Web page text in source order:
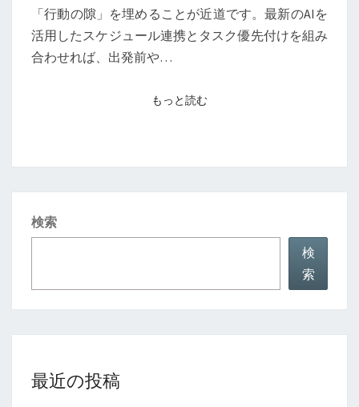
が
ス
ュ
と
回
管
「行動の隙」を埋めることが近道です。最新のAIを
活用したスケジュール連携とタスク優先付けを組み
合わせれば、出発前や…
もっと読むもっと読む
検索
検
索
最近の投稿